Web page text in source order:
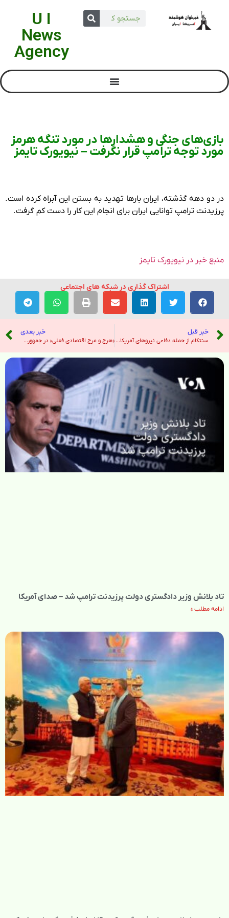
U I
News
Agency
بازی‌های جنگی و هشدارها در مورد تنگه هرمز
مورد توجه ترامپ قرار نگرفت – نیویورک تایمز
در دو دهه گذشته، ایران بارها تهدید به بستن این آبراه کرده است.
پرزیدنت ترامپ توانایی ایران برای انجام این کار را دست کم گرفت.
منبع خبر در نیویورک تایمز
اشتراک گذاری در شبکه های اجتماعی
خبر قبل
سنتکام از حمله دفاعی نیروهای آمریکایی به جزیره قشم و دفع حملات موشکی جمهوری اسلامی در سراسر خاورمیانه خبر داد – صدای آمریکا
خبر بعدی
«هرج و مرج اقتصادی فعلی» در جمهوری اسلامی ایران گواه موفقیت کارزار «فشار حداکثری» دونالد ترامپ است – صدای آمریکا
تاد بلانش وزیر دادگستری دولت پرزیدنت ترامپ شد – صدای آمریکا
ادامه مطلب »